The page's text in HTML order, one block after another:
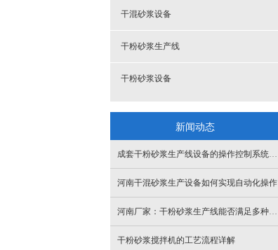
干混砂浆设备
干粉砂浆生产线
干粉砂浆设备
新闻动态
成套干粉砂浆生产线设备的操作控制系统有哪些特点
河南干混砂浆生产设备如何实现自动化操作
河南厂家：干粉砂浆生产线能否满足多种配方的生产需求？
干粉砂浆搅拌机的工艺流程详解